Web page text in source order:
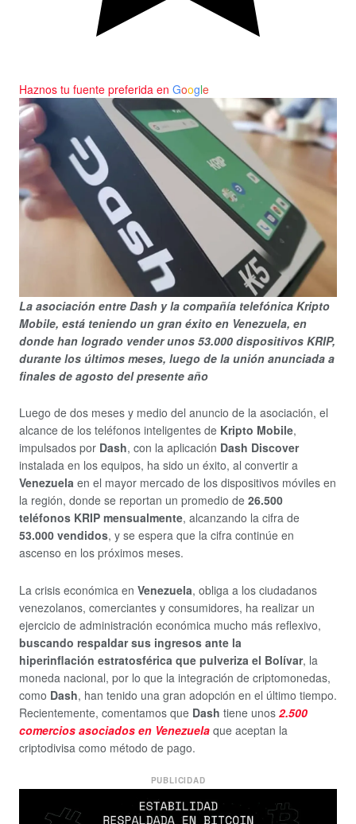
Haznos tu fuente preferida en Google
La asociación entre Dash y la compañía telefónica Kripto
Mobile, está teniendo un gran éxito en Venezuela, en
donde han logrado vender unos 53.000 dispositivos KRIP,
durante los últimos meses, luego de la unión anunciada a
finales de agosto del presente año
Luego de dos meses y medio del anuncio de la asociación, el
alcance de los teléfonos inteligentes de Kripto Mobile,
impulsados por Dash, con la aplicación Dash Discover
instalada en los equipos, ha sido un éxito, al convertir a
Venezuela en el mayor mercado de los dispositivos móviles en
la región, donde se reportan un promedio de 26.500
teléfonos KRIP mensualmente, alcanzando la cifra de
53.000 vendidos, y se espera que la cifra continúe en
ascenso en los próximos meses.
La crisis económica en Venezuela, obliga a los ciudadanos
venezolanos, comerciantes y consumidores, ha realizar un
ejercicio de administración económica mucho más reflexivo,
buscando respaldar sus ingresos ante la
hiperinflación estratosférica que pulveriza el Bolívar, la
moneda nacional, por lo que la integración de criptomonedas,
como Dash, han tenido una gran adopción en el último tiempo.
Recientemente, comentamos que Dash tiene unos 2.500
comercios asociados en Venezuela que aceptan la
criptodivisa como método de pago.
PUBLICIDAD